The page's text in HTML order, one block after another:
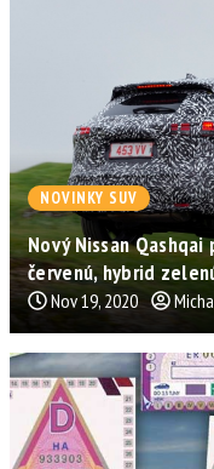
NOVINKY SUV
Nový Nissan
červenú, hybrid
Nov 19, 2020